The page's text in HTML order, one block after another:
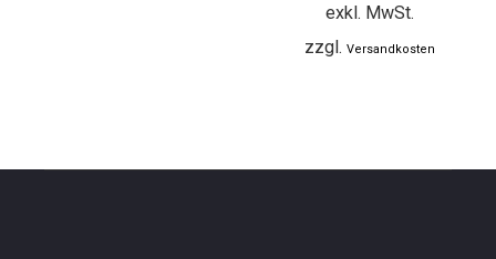
exkl. MwSt.
zzgl. Versandkosten